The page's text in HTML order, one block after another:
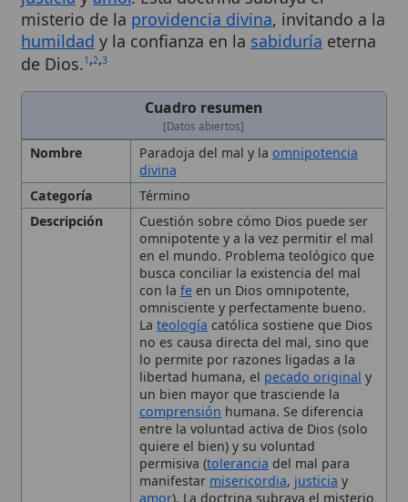
Cuadro resumen
[Datos abiertos]
Nombre
Término
Cuestión sobre cómo Dios puede ser
omnipotente y a la vez permitir el mal
en el mundo. Problema teológico que
busca conciliar la existencia del mal
con lafeen un Dios omnipotente,
omnisciente y perfectamente bueno.
Lateologíacatólica sostiene que Dios
no es causa directa del mal, sino que
lo permite por razones ligadas a la
libertad humana, elpecado originaly
un bien mayor que trasciende la
comprensiónhumana. Se diferencia
entre la voluntad activa de Dios (solo
quiere el bien) y su voluntad
permisiva (toleranciadel mal para
manifestarmisericordia,justiciay
amor). La doctrina subraya el misterio
de la providencia divina y la
necesidad dehumildady confianza en
sabiduríaeterna de Dios. Muestra
que la existencia del mal no invalida
la omnipotencia divina, sino que
revela la profundidad del plan
salvador y la libertad humana